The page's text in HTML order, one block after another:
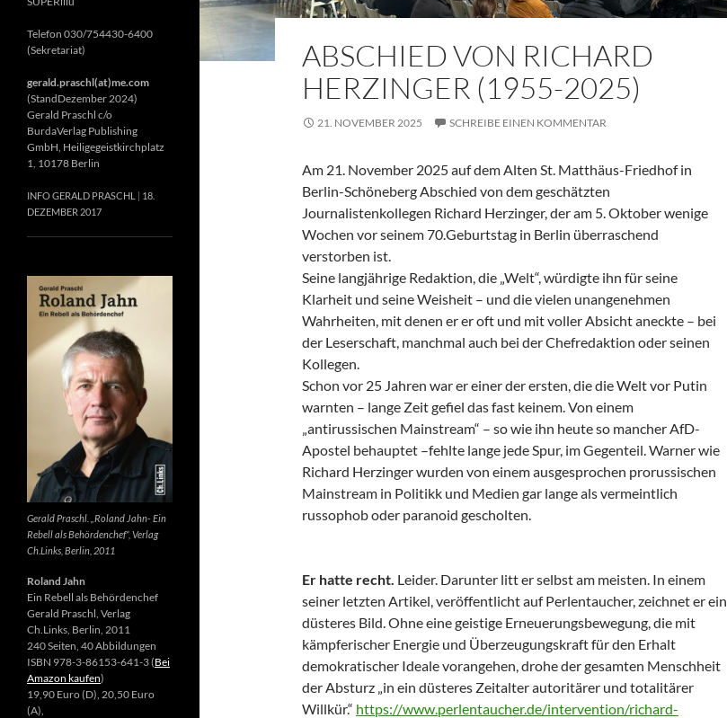
ABSCHIED VON RICHARD
HERZINGER (1955-2025)
21. NOVEMBER 2025 SCHREIBE EINEN KOMMENTAR
Am 21. November 2025 auf dem Alten St. Matthäus-Friedhof in
Berlin-Schöneberg Abschied von dem geschätzten
Journalistenkollegen Richard Herzinger, der am 5. Oktober wenige
Wochen vor seinem 70.Geburtstag in Berlin überraschend
verstorben ist.
Seine langjährige Redaktion, die „Welt“, würdigte ihn für seine
Klarheit und seine Weisheit – und die vielen unangenehmen
Wahrheiten, mit denen er er oft und mit voller Absicht aneckte – bei
der Leserschaft, manchmal auch bei der Chefredaktion oder seinen
Kollegen.
Schon vor 25 Jahren war er einer der ersten, die die Welt vor Putin
warnten – lange Zeit gefiel das fast keinem. Von einem
„antirussischen Mainstream“ – so wie ihn heute so mancher AfD-
Apostel behauptet –fehlte lange jede Spur, im Gegenteil. Warner wie
Richard Herzinger wurden von einem ausgesprochen prorussischen
Mainstream in Politikk und Medien gar lange als vermeintlich
russophob oder paranoid gescholten.
Er hatte recht. Leider. Darunter litt er selbst am meisten. In einem
seiner letzten Artikel, veröffentlicht auf Perlentaucher, zeichnet er ein
düsteres Bild. Ohne eine geistige Erneuerungsbewegung, die mit
kämpferischer Energie und Überzeugungskraft für den Erhalt
demokratischer Ideale vorangehen, drohe der gesamten Menschheit
der Absturz „in ein düsteres Zeitalter autoritärer und totalitärer
Willkür.“ https://www.perlentaucher.de/intervention/richard-
Telefon 030/754430-6400
(Sekretariat)
gerald.praschl(at)me.com
(StandDezember 2024)
Gerald Praschl c/o
BurdaVerlag Publishing
GmbH, Heiligegeistkirchplatz
1, 10178 Berlin
INFO GERALD PRASCHL
18.
DEZEMBER 2017
Gerald Praschl. „Roland Jahn- Ein
Rebell als Behördenchef“, Verlag
Ch.Links, Berlin, 2011
Roland Jahn
Ein Rebell als Behördenchef
Gerald Praschl, Verlag
Ch.Links, Berlin, 2011
240 Seiten, 40 Abbildungen
ISBN 978-3-86153-641-3 (Bei
Amazon kaufen)
19,90 Euro (D), 20,50 Euro
(A),